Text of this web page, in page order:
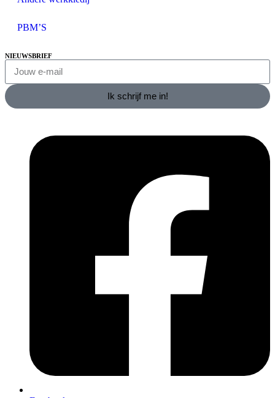
PBM’S
NIEUWSBRIEF
Ik schrijf me in!